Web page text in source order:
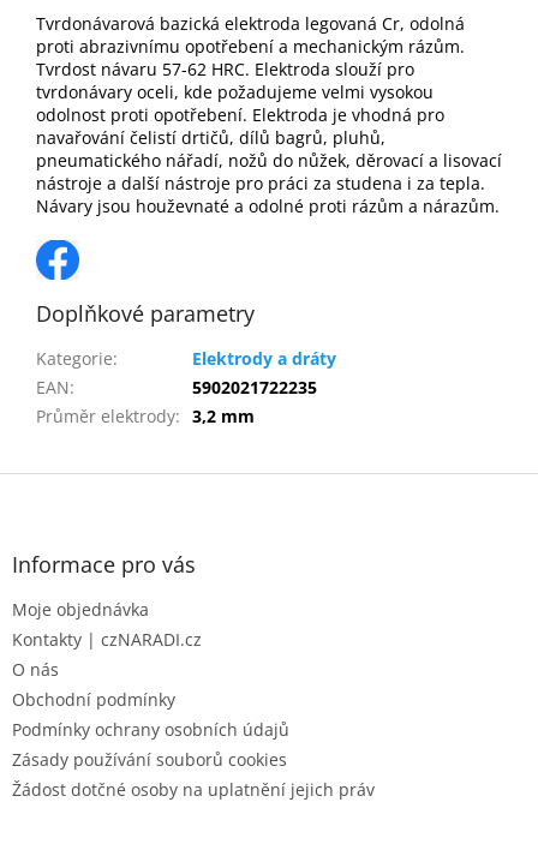
Tvrdonávarová bazická elektroda legovaná Cr, odolná
proti abrazivnímu opotřebení a mechanickým rázům.
Tvrdost návaru 57-62 HRC. Elektroda slouží pro
tvrdonávary oceli, kde požadujeme velmi vysokou
odolnost proti opotřebení. Elektroda je vhodná pro
navařování čelistí drtičů, dílů bagrů, pluhů,
pneumatického nářadí, nožů do nůžek, děrovací a lisovací
nástroje a další nástroje pro práci za studena i za tepla.
Návary jsou houževnaté a odolné proti rázům a nárazům.
Doplňkové parametry
Kategorie:
Elektrody a dráty
EAN:
5902021722235
Průměr elektrody: 3,2 mm
Z
Informace pro vás
Moje objednávka
Kontakty | czNARADI.cz
O nás
Obchodní podmínky
Podmínky ochrany osobních údajů
Zásady používání souborů cookies
Žádost dotčné osoby na uplatnění jejich práv